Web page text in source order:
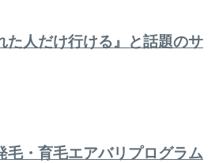
た人だけ行ける』と話題のサ
毛・育毛エアバリプログラム